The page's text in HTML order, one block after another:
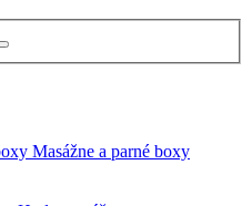
Masážne a parné boxy